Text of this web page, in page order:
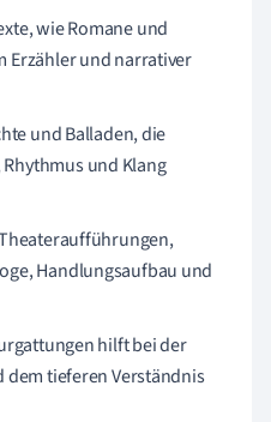
wie Romane und
Erzähler und narrativer
und Balladen, die
und Klang
Handlungsaufbau und
hilft bei der
tieferen Verständnis